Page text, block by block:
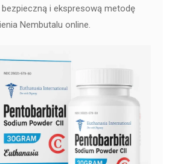
bezpieczną i ekspresową metodę
Nembutalu online.